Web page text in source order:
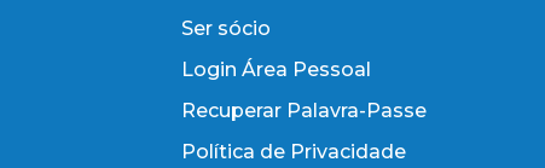
Ser sócio
Login Área Pessoal
Recuperar Palavra-Passe
Política de Privacidade